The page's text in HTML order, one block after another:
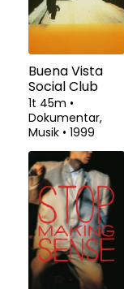
Buena Vista
Social Club
1t 45m •
Dokumentar,
Musik • 1999